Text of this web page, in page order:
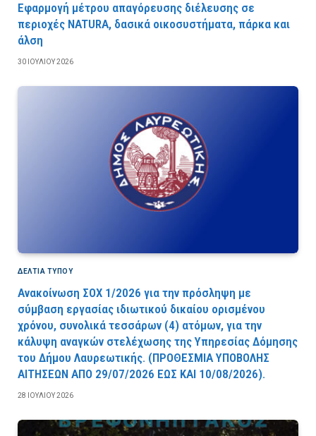
Εφαρμογή μέτρου απαγόρευσης διέλευσης σε
περιοχές NATURA, δασικά οικοσυστήματα, πάρκα και
άλση
30 ΙΟΥΛΊΟΥ 2026
ΔΕΛΤΙΑ ΤΥΠΟΥ
Ανακοίνωση ΣΟΧ 1/2026 για την πρόσληψη με
σύμβαση εργασίας ιδιωτικού δικαίου ορισμένου
χρόνου, συνολικά τεσσάρων (4) ατόμων, για την
κάλυψη αναγκών στελέχωσης της Υπηρεσίας Δόμησης
του Δήμου Λαυρεωτικής. (ΠPOΘEΣMIA YΠOBOΛHΣ
AITHΣEΩN AΠO 29/07/2026 EΩΣ KAI 10/08/2026).
28 ΙΟΥΛΊΟΥ 2026